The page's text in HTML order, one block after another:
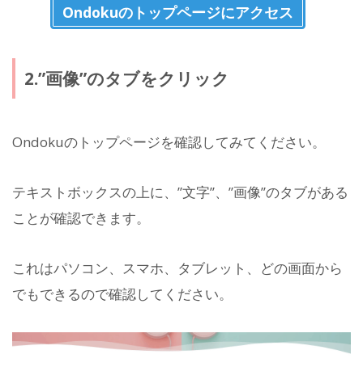
Ondokuのトップページにアクセス
2.”画像”のタブをクリック
Ondokuのトップページを確認してみてください。
テキストボックスの上に、”文字”、”画像”のタブがある
ことが確認できます。
これはパソコン、スマホ、タブレット、どの画面から
でもできるので確認してください。